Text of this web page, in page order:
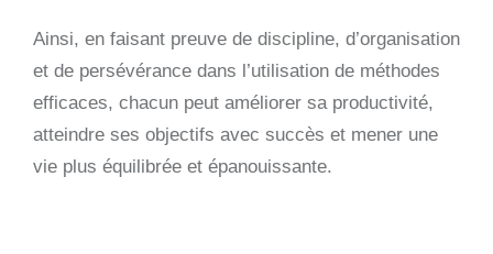
Ainsi, en faisant preuve de discipline, d’organisation
et de persévérance dans l’utilisation de méthodes
efficaces, chacun peut améliorer sa productivité,
atteindre ses objectifs avec succès et mener une
vie plus équilibrée et épanouissante.